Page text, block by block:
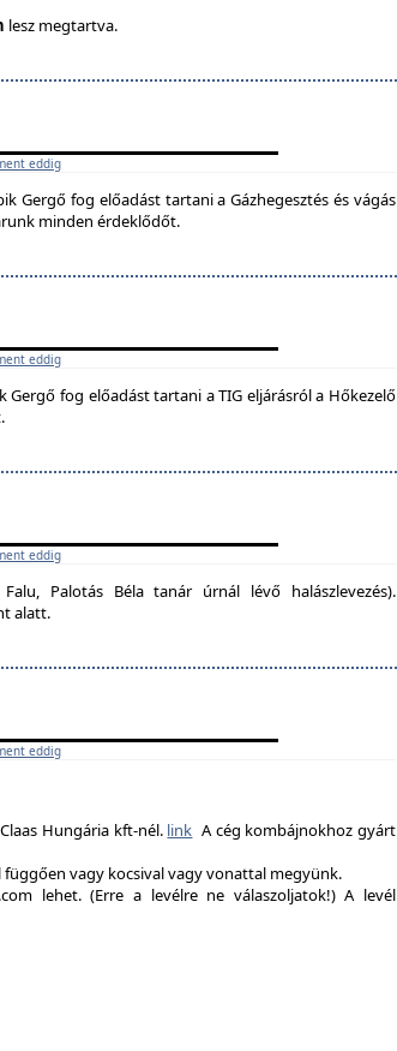
lesz megtartva.
eddig
Gergő fog előadást tartani a Gázhegesztés és vágás
minden érdeklődőt.
eddig
fog előadást tartani a TIG eljárásról a Hőkezelő
eddig
Palotás Béla tanár úrnál lévő halászlevezés).
alatt.
eddig
Hungária kft-nél. link A cég kombájnokhoz gyárt
vagy kocsival vagy vonattal megyünk.
lehet. (Erre a levélre ne válaszoljatok!) A levél